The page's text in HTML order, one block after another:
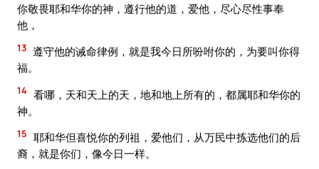
你敬畏耶和华你的神，遵行他的道，爱他，尽心尽性事奉
他，
13 遵守他的诫命律例，就是我今日所吩咐你的，为要叫你得
福。
14 看哪，天和天上的天，地和地上所有的，都属耶和华你的
神。
15 耶和华但喜悦你的列祖，爱他们，从万民中拣选他们的后
裔，就是你们，像今日一样。